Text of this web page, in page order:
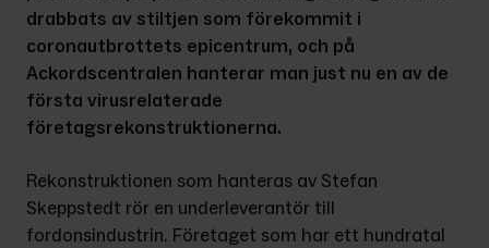
drabbats av stiltjen som förekommit i
coronautbrottets epicentrum, och på
Ackordscentralen hanterar man just nu en av de
första virusrelaterade
företagsrekonstruktionerna.
Rekonstruktionen som hanteras av Stefan
Skeppstedt rör en underleve­rantör till
fordonsindustrin. Företaget som har ett hundratal